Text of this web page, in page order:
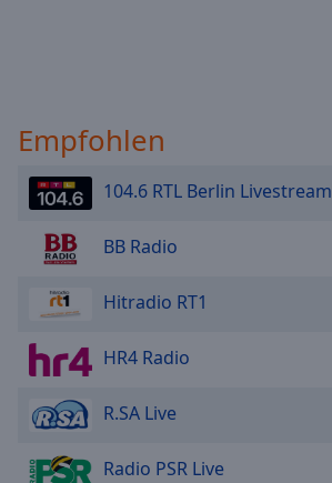
Empfohlen
104.6 RTL Berlin Livestream
BB Radio
Hitradio RT1
HR4 Radio
R.SA Live
Radio PSR Live